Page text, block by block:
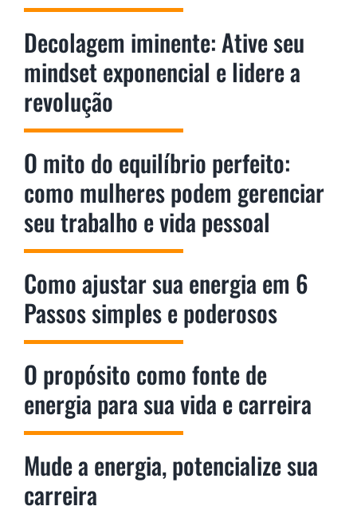
Decolagem iminente: Ative seu
mindset exponencial e lidere a
revolução
O mito do equilíbrio perfeito:
como mulheres podem gerenciar
seu trabalho e vida pessoal
Como ajustar sua energia em 6
Passos simples e poderosos
O propósito como fonte de
energia para sua vida e carreira
Mude a energia, potencialize sua
carreira